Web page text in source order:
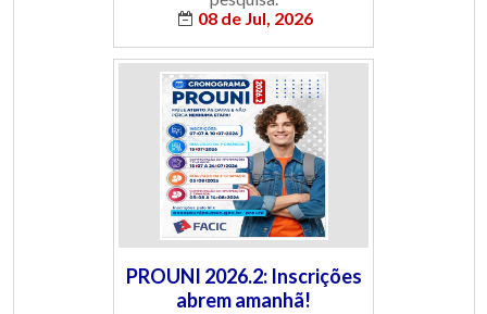
08 de Jul, 2026
PROUNI 2026.2: Inscrições
abrem amanhã!